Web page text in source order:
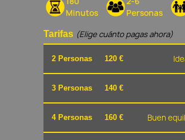
Minutos
Personas
Tarifas (Elige cuánto pagas ahora)
2 Personas 120 €
3 Personas 140 €
4 Personas 160 € Buen